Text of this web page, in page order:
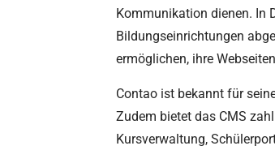
Kommunikation dienen. In
Bildungseinrichtungen
ermöglichen, ihre
Contao ist bekannt für
Zudem bietet das CMS
Kursverwaltung,